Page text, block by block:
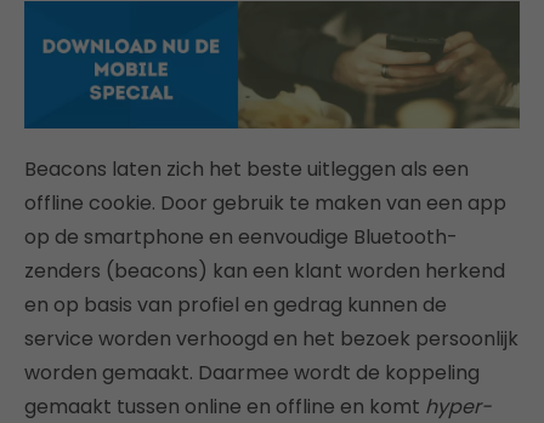
Beacons laten zich het beste uitleggen als een
offline cookie. Door gebruik te maken van een app
op de smartphone en eenvoudige Bluetooth-
zenders (beacons) kan een klant worden herkend
en op basis van profiel en gedrag kunnen de
service worden verhoogd en het bezoek persoonlijk
worden gemaakt. Daarmee wordt de koppeling
gemaakt tussen online en offline en komt hyper-